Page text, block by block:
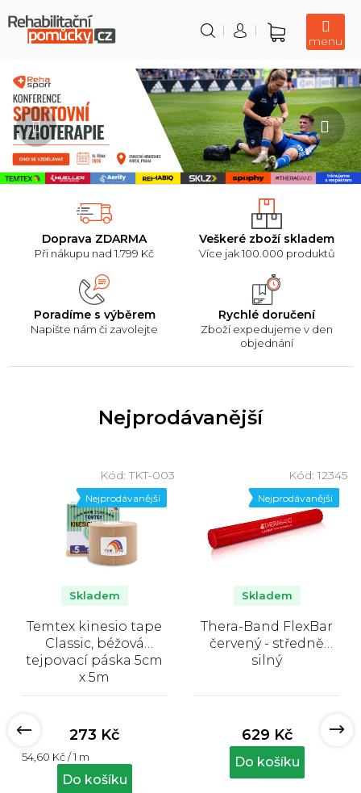
na
obsah
Nákupní
R
e
h
a
b
i
í
Předchozí
Doprava ZDARMA
Při nákupu nad 1.799 Kč
Veškeré zboží skladem
Více jak 100.000 produktů
Poradíme s výběrem
Napište nám či zavolejte
Rychlé doručení
Zboží expedujeme v den
objednání
Nejprodávanější
Nejprodávanější
Temtex kinesio tape
Classic, béžová
tejpovací páska 5cm
x 5m
produktu
4,9
Skladem
273 Kč
Měrná
54,60 Kč / 1 m
Do košíku
Kód:TKT-003
Nejprodávanější
Thera-Band FlexBar
červený - středně
silný
produktu
je
4,9
Skladem
629 Kč
Do košíku
Kód: 12345